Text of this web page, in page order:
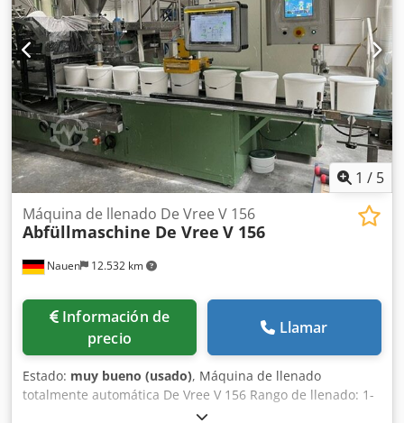
1 / 5
Nauen 12.532 km
Máquina de llenado De Vree V 156
Abfüllmaschine De Vree V 156
Información de
precio
Llamar
Estado: muy bueno (usado), Máquina de llenado
totalmente automática De Vree V 156 Rango de llenado: 1-
20 litros Dispositivo automático para colocar tapas